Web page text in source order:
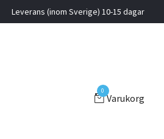
Leverans (inom Sverige) 10-15 dagar
0
Varukorg